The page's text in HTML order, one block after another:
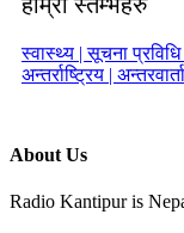
स्वास्थ्य |सूचना
अन्तर्राष्ट्रिय |
About Us
Radio Kantipur is